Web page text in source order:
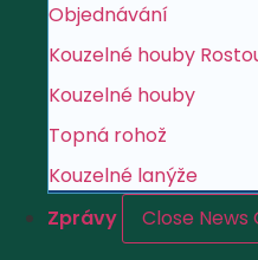
Objednávání
Kouzelné houby
Kouzelné houby
Topná rohož
Kouzelné lanýže
Zprávy
Close News